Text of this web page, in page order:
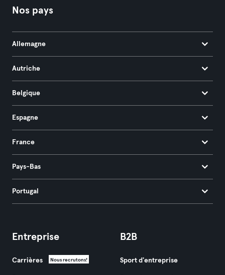
Nos pays
Allemagne
Autriche
Belgique
Espagne
France
Pays-Bas
Portugal
Entreprise
Carrières Nous recrutons!
B2B
Sport d'entreprise